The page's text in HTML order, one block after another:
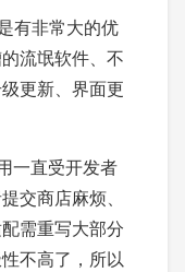
有非常大的优
流氓软件、不
更新、界面更
一直受开发者
交商店麻烦、
需重写大部分
不高了，所以